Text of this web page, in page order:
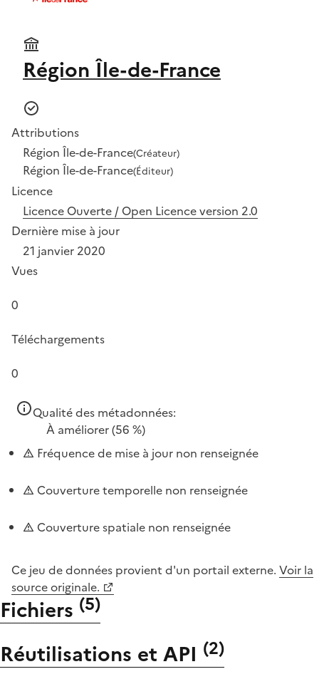
Région Île-de-France
Attributions
Région Île-de-France(Créateur)
Région Île-de-France(Éditeur)
Licence
Licence Ouverte / Open Licence version 2.0
Dernière mise à jour
21 janvier 2020
Vues
0
Téléchargements
0
Qualité des métadonnées:
À améliorer(56 %)
Fréquence de mise à jour non renseignée
Couverture temporelle non renseignée
Couverture spatiale non renseignée
Ce jeu de données provient d'un portail externe. Voir la
source originale.
Fichiers (5)
Réutilisations et API (2)